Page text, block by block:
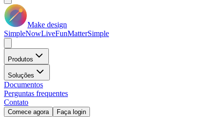
Make design
SimpleNowLiveFunMatterSimple
Produtos
Soluções
Documentos
Perguntas frequentes
Contato
Comece agora Faça login